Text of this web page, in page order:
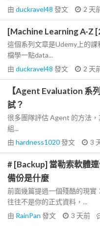
由 duckravel48 發文 2 天
[Machine Learning A-Z
這個系列文章是Udemy上的
檔學一點data...
由 duckravel48 發文 2 天
【Agent Evaluation 系
試？
很多團隊評估 Agent 的方法
組...
由 hardness1020發文 3
# [Backup] 當勒索軟體
備份是什麼
前面幾篇提過一個殘酷的現實
往往不是你的正式資料，...
由 RainPan 發文 3 天前